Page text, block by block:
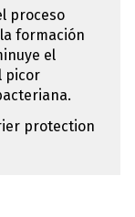
proceso
formación
el
picor
protection